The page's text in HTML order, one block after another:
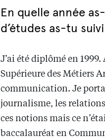
En quelle année
d’études as-tu
J’ai été diplômé en
Supérieure des Métiers
communication. Je
journalisme, les
ces notions mais ce
baccalauréat en